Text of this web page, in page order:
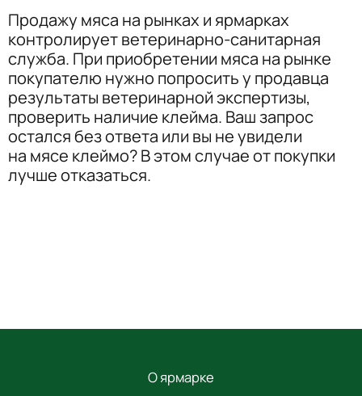
Продажу мяса на рынках и ярмарках
контролирует ветеринарно-санитарная
служба. При приобретении мяса на рынке
покупателю нужно попросить у продавца
результаты ветеринарной экспертизы,
проверить наличие клейма. Ваш запрос
остался без ответа или вы не увидели
на мясе клеймо? В этом случае от покупки
лучше отказаться.
О ярмарке